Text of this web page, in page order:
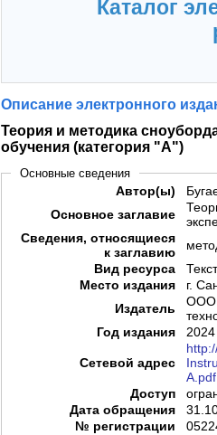
Каталог
Описание электронного
Теория и методика
обучения (категория "А")
Основные сведения
Автор(ы)
Основное заглавие
Сведения, относящиеся
к заглавию
Вид ресурса
Место издания
г.
Издатель
ООО
Год издания
2024
Сетевой адрес
A.pdf
Доступ
Дата обращения
№ регистрации